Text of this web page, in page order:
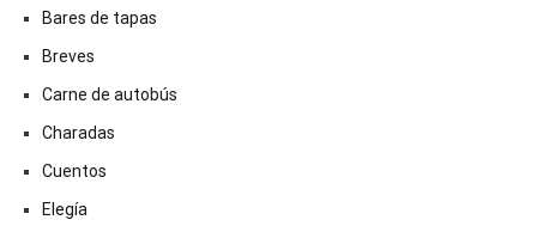
Bares de tapas
Breves
Carne de autobús
Charadas
Cuentos
Elegía